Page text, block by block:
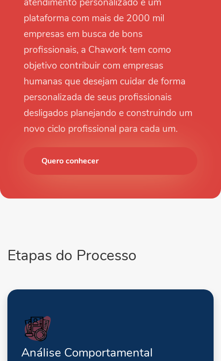
plataforma com mais de 2000 mil
empresas em busca de bons
profissionais, a Chawork tem como
objetivo contribuir com empresas
humanas que desejam cuidar de forma
personalizada de seus profissionais
desligados planejando e construindo um
novo ciclo profissional para cada um.
Quero conhecer
Etapas do Processo
Análise Comportamental